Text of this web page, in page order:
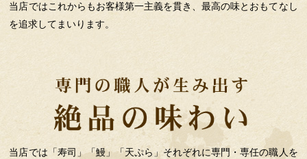
当店ではこれからもお客様第一主義を貫き、最高の味とおもてなし
を追求してまいります。
当店では「寿司」「鰻」「天ぷら」それぞれに専門・専任の職人を